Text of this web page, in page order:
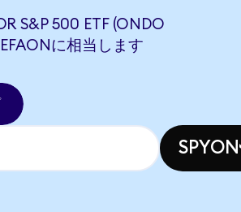
S&P 500 ETF (ONDO
に相当します
SPYON